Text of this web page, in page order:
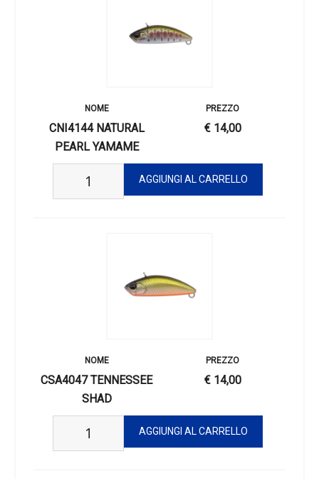
CNI4144 NATURAL
PEARL YAMAME
€ 14,00
CSA4047 TENNESSEE
SHAD
€ 14,00